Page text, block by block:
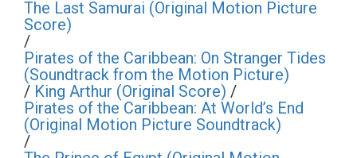
The Last Samurai (Original Motion Picture
Score)
/
Pirates of the Caribbean: On Stranger Tides
(Soundtrack from the Motion Picture)
/ King Arthur (Original Score) /
Pirates of the Caribbean: At World’s End
(Original Motion Picture Soundtrack)
/